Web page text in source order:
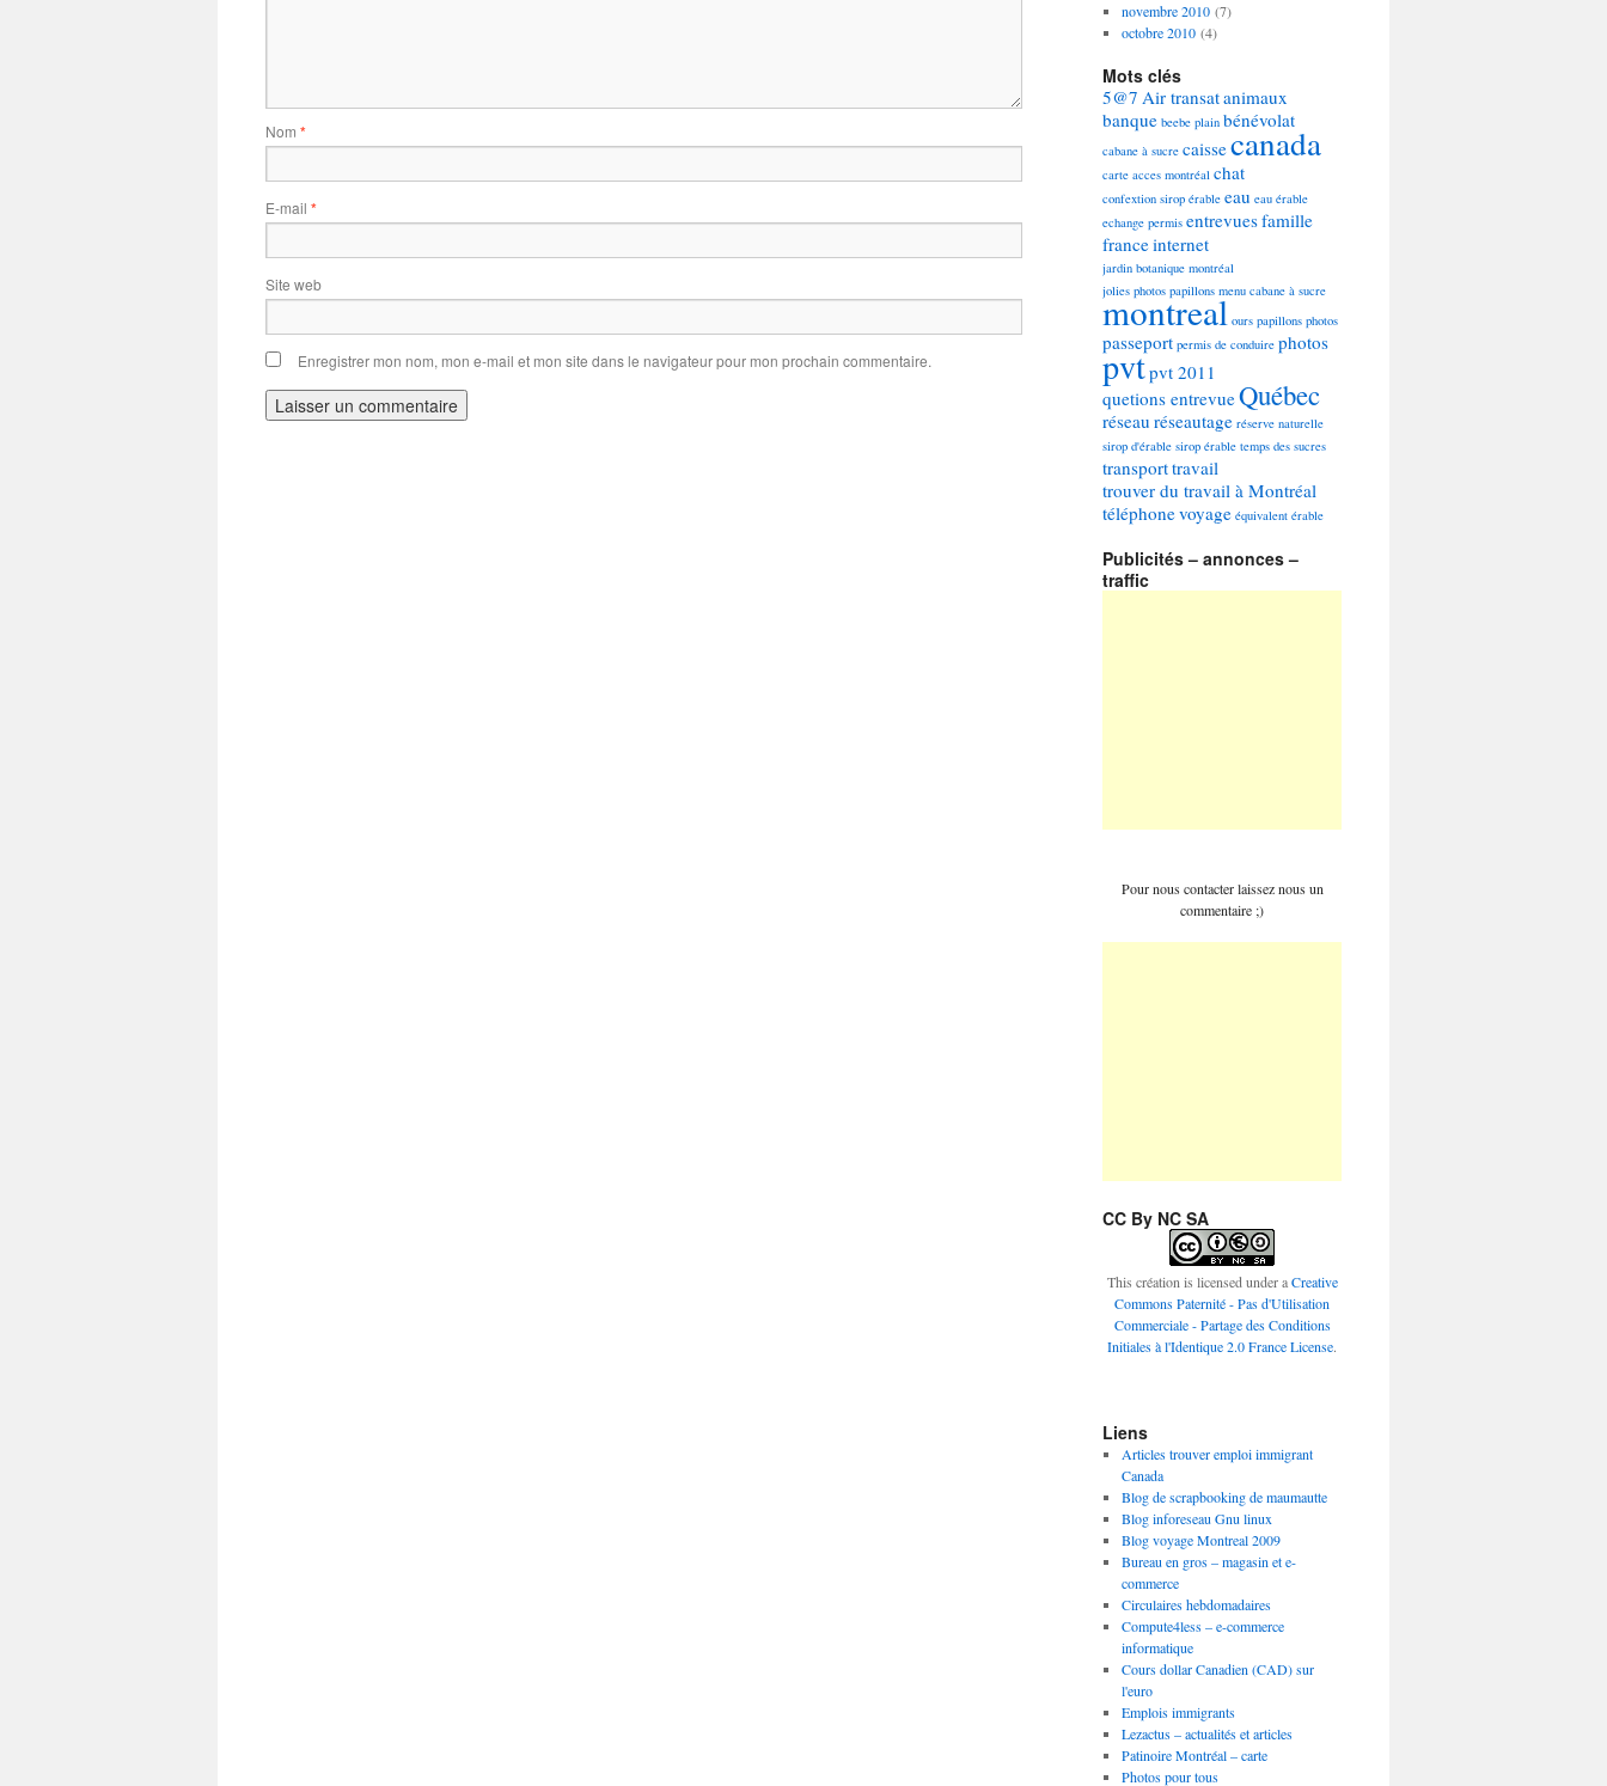
Nom *
E-mail *
Site web
Enregistrer mon nom, mon e-mail et mon site dans le navigateur pour mon prochain commentaire.
novembre 2010(7)
octobre 2010(4)
Mots clés
5@7 Air transatanimaux
banque beebe plain bénévolat
cabane à sucre caissecanada
carte acces montréal chat
confextion sirop érable eau eau érable
echange permis entrevuesfamille
franceinternet
jardin botanique montréal
jolies photos papillons menu cabane à sucre
montreal ours papillons photos
passeport permis de conduire photos
pvtpvt 2011
quetions entrevueQuébec
réseau réseautage réserve naturelle
sirop d'érable sirop érable temps des sucres
transporttravail
trouver du travail à Montréal
téléphonevoyage équivalent érable
Publicités – annonces –
traffic
Pour nous contacter laissez nous un
commentaire ;)
CC By NC SA
This création is licensed under aCreative
Commons Paternité - Pas d'Utilisation
Commerciale - Partage des Conditions
Initiales à l'Identique 2.0 France License.
Liens
Articles trouver emploi immigrant
Canada
Blog de scrapbooking de maumautte
Blog inforeseau Gnu linux
Blog voyage Montreal 2009
Bureau en gros – magasin et e-
commerce
Circulaires hebdomadaires
Compute4less – e-commerce
informatique
Cours dollar Canadien (CAD) sur
l'euro
Emplois immigrants
Lezactus – actualités et articles
Patinoire Montréal – carte
Photos pour tous